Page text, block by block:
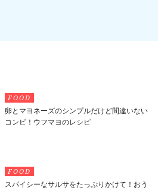
FOOD
卵とマヨネーズのシンプルだけど間違いない
コンビ！ウフマヨのレシピ
FOOD
スパイシーなサルサをたっぷりかけて！おう